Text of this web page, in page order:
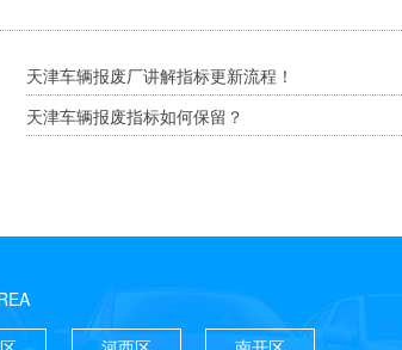
天津车辆报废厂讲解指标更新流程！
天津车辆报废指标如何保留？